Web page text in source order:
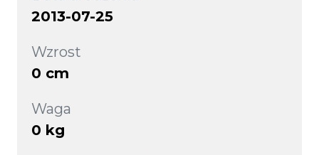
2013-07-25
Wzrost
0 cm
Waga
0 kg